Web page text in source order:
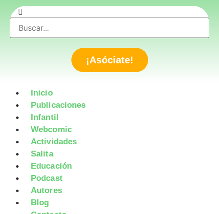
¡Asóciate!
Inicio
Publicaciones
Infantil
Webcomic
Actividades
Salita
Educación
Podcast
Autores
Blog